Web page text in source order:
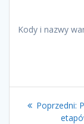
Kody i nazwy
Poprzedni: